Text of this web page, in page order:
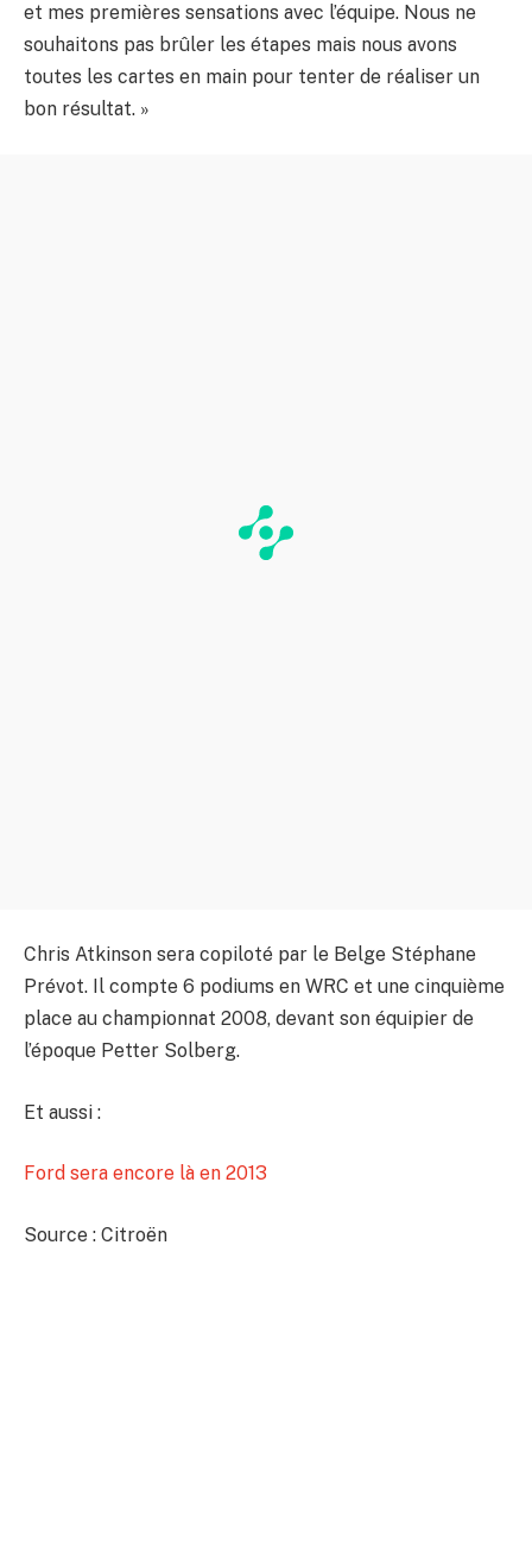
et mes premières sensations avec l’équipe. Nous ne
souhaitons pas brûler les étapes mais nous avons
toutes les cartes en main pour tenter de réaliser un
bon résultat. »
Chris Atkinson sera copiloté par le Belge Stéphane
Prévot. Il compte 6 podiums en WRC et une cinquième
place au championnat 2008, devant son équipier de
l’époque Petter Solberg.
Et aussi :
Ford sera encore là en 2013
Source : Citroën